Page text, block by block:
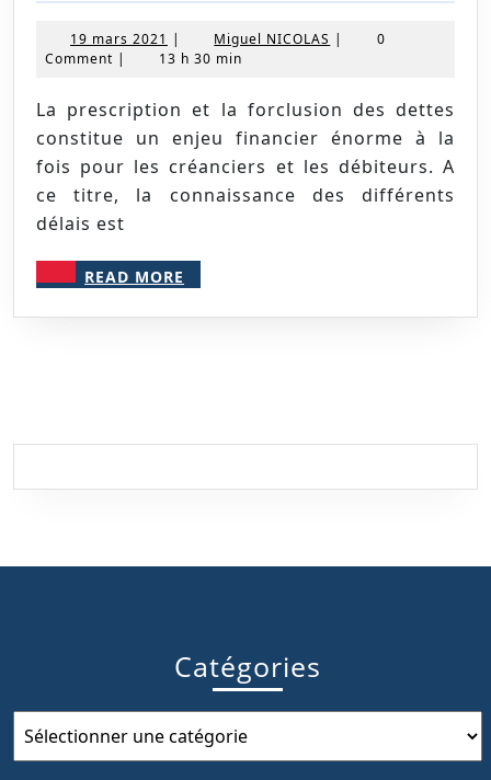
19 mars 2021 19
mars
| Miguel NICOLAS Miguel
|
0
Comment | 13 h 30 min
La prescription et la forclusion des dettes
constitue un enjeu financier énorme à la
fois pour les créanciers et les débiteurs. A
ce titre, la connaissance des différents
délais est
READ MORE
MORE
Catégories
Catégories